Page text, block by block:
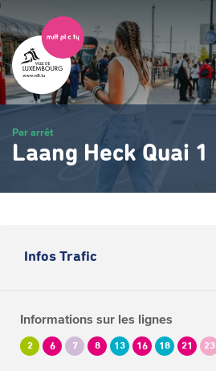
Passer
au
contenu
principal
Par arrêt
Laang Heck Quai 1
Infos Trafic
Informations sur les lignes
2 6 7 8 13 16 18 21 23